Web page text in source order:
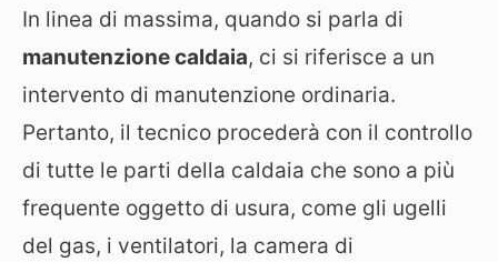
In linea di massima, quando si parla di
manutenzione caldaia, ci si riferisce a un
intervento di manutenzione ordinaria.
Pertanto, il tecnico procederà con il controllo
di tutte le parti della caldaia che sono a più
frequente oggetto di usura, come gli ugelli
del gas, i ventilatori, la camera di